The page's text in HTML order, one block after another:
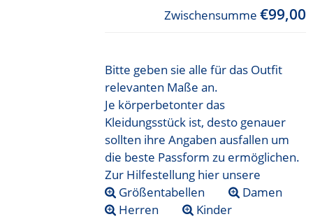
Zwischensumme €99,00
Bitte geben sie alle für das Outfit
relevanten Maße an.
Je körperbetonter das
Kleidungsstück ist, desto genauer
sollten ihre Angaben ausfallen um
die beste Passform zu ermöglichen.
Zur Hilfestellung hier unsere
Größentabellen
Damen
Herren
Kinder